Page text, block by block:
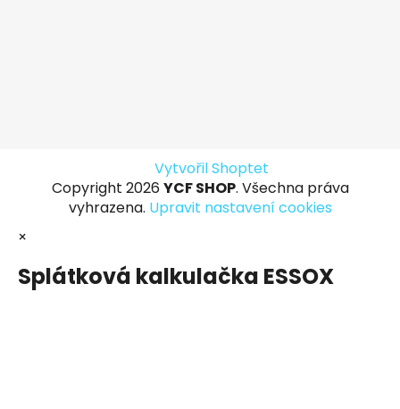
Vytvořil Shoptet
Copyright 2026 YCF SHOP. Všechna práva
vyhrazena. Upravit nastavení cookies
×
Splátková kalkulačka ESSOX